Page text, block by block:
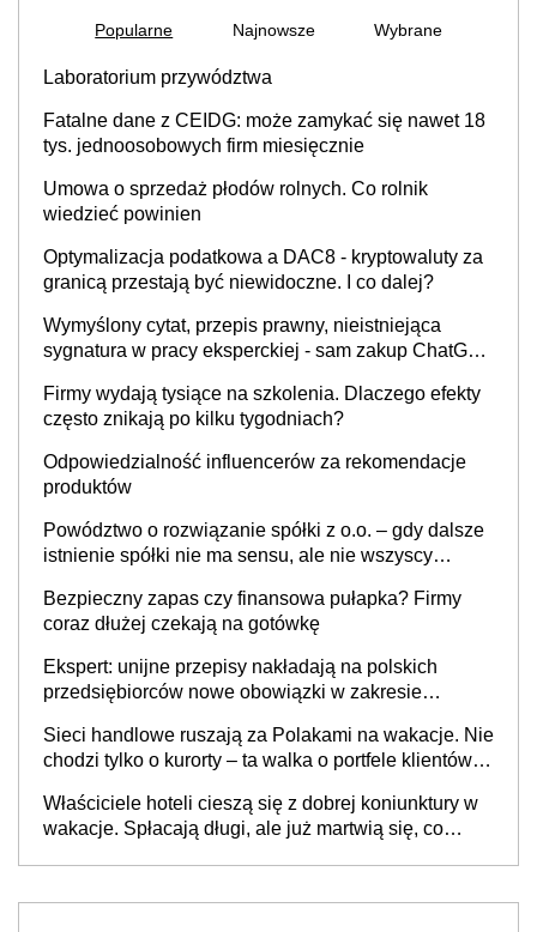
Popularne Najnowsze Wybrane
Laboratorium przywództwa
Fatalne dane z CEIDG: może zamykać się nawet 18
tys. jednoosobowych firm miesięcznie
Umowa o sprzedaż płodów rolnych. Co rolnik
wiedzieć powinien
Optymalizacja podatkowa a DAC8 - kryptowaluty za
granicą przestają być niewidoczne. I co dalej?
Wymyślony cytat, przepis prawny, nieistniejąca
sygnatura w pracy eksperckiej - sam zakup ChatGPT
Firmy wydają tysiące na szkolenia. Dlaczego efekty
często znikają po kilku tygodniach?
Odpowiedzialność influencerów za rekomendacje
produktów
Powództwo o rozwiązanie spółki z o.o. – gdy dalsze
istnienie spółki nie ma sensu, ale nie wszyscy
Bezpieczny zapas czy finansowa pułapka? Firmy
coraz dłużej czekają na gotówkę
Ekspert: unijne przepisy nakładają na polskich
przedsiębiorców nowe obowiązki w zakresie
Sieci handlowe ruszają za Polakami na wakacje. Nie
chodzi tylko o kurorty – ta walka o portfele klientów
cichu
Właściciele hoteli cieszą się z dobrej koniunktury w
wakacje. Spłacają długi, ale już martwią się, co